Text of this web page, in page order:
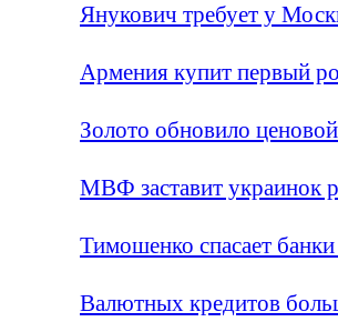
Янукович требует у
Армения купит первый
Золото обновило
МВФ заставит украинок
Тимошенко спасает
Валютных кредитов